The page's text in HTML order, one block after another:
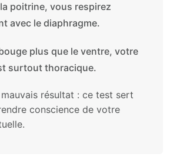
poitrine, vous respirez
avec le diaphragme.
plus que le ventre, votre
surtout thoracique.
mauvais résultat : ce test sert
conscience de votre